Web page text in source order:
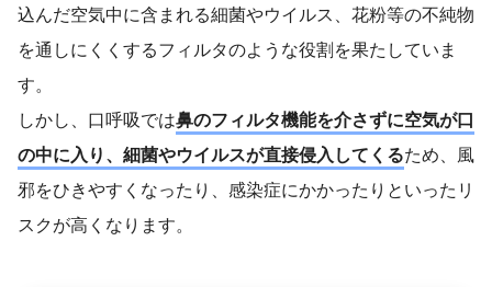
込んだ空気中に含まれる細菌やウイルス、花粉等の不純物
を通しにくくするフィルタのような役割を果たしていま
す。
しかし、口呼吸では鼻のフィルタ機能を介さずに空気が口
の中に入り、細菌やウイルスが直接侵入してくるため、風
邪をひきやすくなったり、感染症にかかったりといったリ
スクが高くなります。